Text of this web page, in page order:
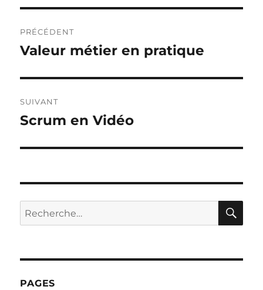
de
PRÉCÉDENT
Publication
Valeur métier en pratique
SUIVANT
Publication
Scrum en Vidéo
Recherche
pour :
PAGES